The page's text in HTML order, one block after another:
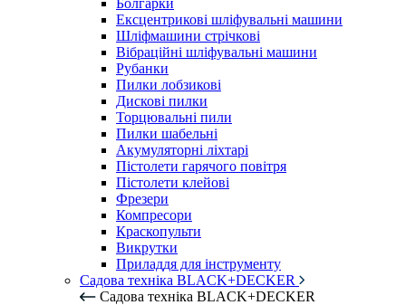
Болгарки
Ексцентрикові шліфувальні машини
Шліфмашини стрічкові
Вібраційні шліфувальні машини
Рубанки
Пилки лобзикові
Дискові пилки
Торцювальні пили
Пилки шабельні
Акумуляторні ліхтарі
Пістолети гарячого повітря
Пістолети клейові
Фрезери
Компресори
Краскопульти
Викрутки
Приладдя для інструменту
Садова техніка BLACK+DECKER
Садова техніка BLACK+DECKER